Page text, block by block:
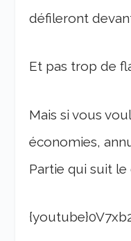
défileront
Et pas trop de
Mais si vous
économies,
Partie qui suit le